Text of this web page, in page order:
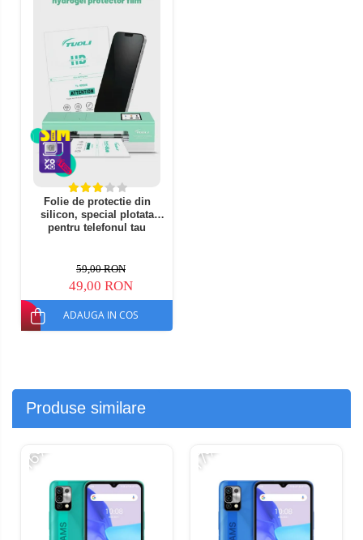
Folie de protectie din
silicon, special plotata
pentru telefonul tau
59,00 RON
49,00 RON
ADAUGA IN COS
Produse similare
-16% -17%